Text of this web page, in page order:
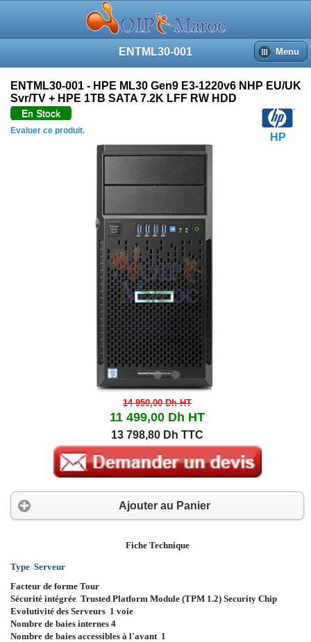
ENTML30-001 Menu
HP
ENTML30-001 - HPE ML30 Gen9 E3-1220v6 NHP EU/UK
Svr/TV + HPE 1TB SATA 7.2K LFF RW HDD
En Stock
Evaluer ce produit.
14 950,00 DhHT
11 499,00 Dh HT
13 798,80 Dh TTC
Ajouter au Panier
Fiche Technique
Type Serveur
Facteur de forme Tour
Sécurité intégrée Trusted Platform Module (TPM 1.2) Security Chip
Evolutivité des Serveurs 1 voie
Nombre de baies internes 4
Nombre de baies accessibles à l'avant 1